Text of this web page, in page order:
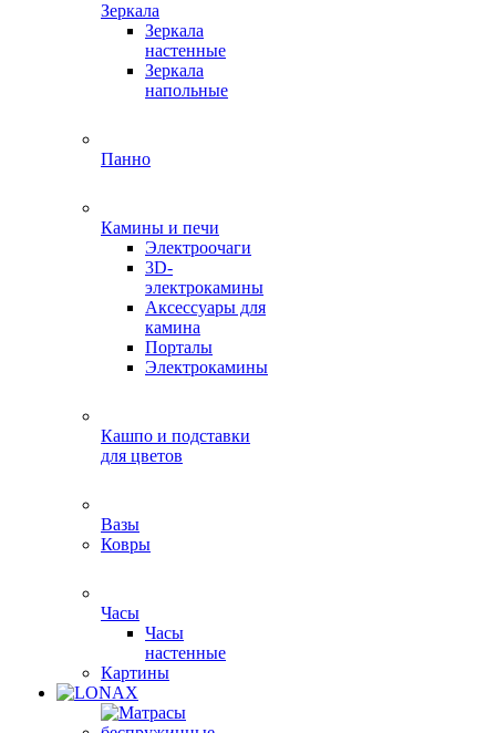
Зеркала
Зеркала
настенные
Зеркала
напольные
Панно
Камины и печи
Электроочаги
3D-
электрокамины
Аксессуары для
камина
Порталы
Электрокамины
Кашпо и подставки
для цветов
Вазы
Ковры
Часы
Часы
настенные
Картины